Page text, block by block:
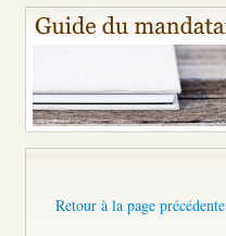
Retour à la page précédente